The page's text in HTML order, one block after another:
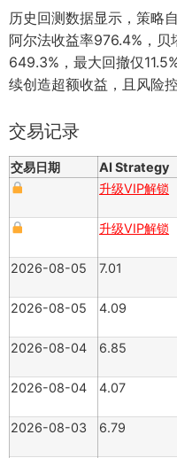
历史回测数据显示，策略
阿尔法收益率976.4%，
649.3%，最大回撤仅
续创造超额收益，且风险
交易记录
交易日期 AI Strategy
升级VIP解锁
升级VIP解锁
2026-08-05
7.01
2026-08-05
4.09
2026-08-04
6.85
2026-08-04
4.07
2026-08-03
6.79